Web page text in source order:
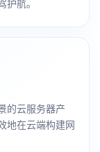
航。
的云服务器产
地在云端构建网